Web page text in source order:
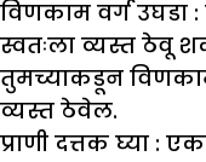
विणकाम वर्ग उघडा :
स्वतःला व्यस्त ठेवू
तुमच्याकडून
व्यस्त ठेवेल.
प्राणी दत्तक घ्या :